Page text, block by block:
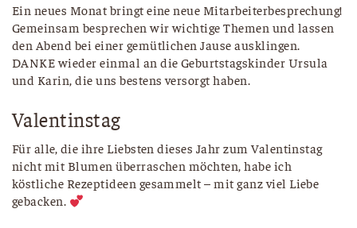
Ein neues Monat bringt eine neue Mitarbeiterbesprechung!
Gemeinsam besprechen wir wichtige Themen und lassen
den Abend bei einer gemütlichen Jause ausklingen.
DANKE wieder einmal an die Geburtstagskinder Ursula
und Karin, die uns bestens versorgt haben.
Valentinstag
Für alle, die ihre Liebsten dieses Jahr zum Valentinstag
nicht mit Blumen überraschen möchten, habe ich
köstliche Rezeptideen gesammelt – mit ganz viel Liebe
gebacken.